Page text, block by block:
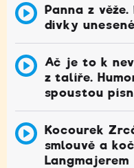
Panna z
dívky
Ač je to k
z talíře.
spoustou
Kocourek
smlouvě a
Langmajerem